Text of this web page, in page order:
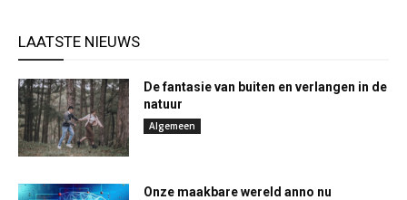
LAATSTE NIEUWS
De fantasie van buiten en verlangen in de
natuur
Algemeen
Onze maakbare wereld anno nu